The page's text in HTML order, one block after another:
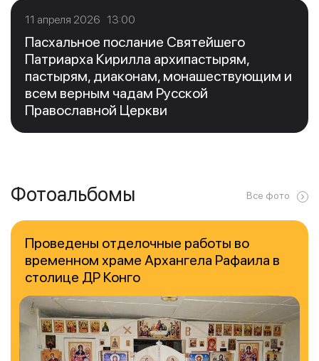
11 апреля 2026 13:00
Пасхальное послание Святейшего
Патриарха Кирилла архипастырям,
пастырям, диаконам, монашествующим и
всем верным чадам Русской
Православной Церкви
Фотоальбомы Все фото
Проведены отделочные работы во
временном храме Архангела Рафаила в
столице ДР Конго